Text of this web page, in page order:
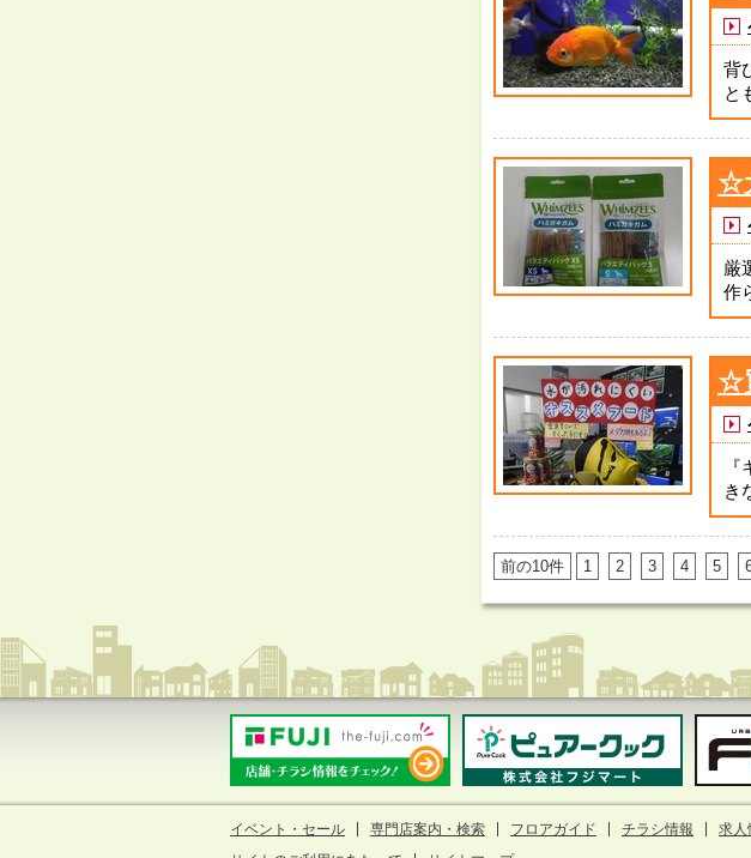
背
と
☆
厳
作
☆
き
前の10件 1 2 3 4 5
イベント・セール 専門店案内・検索 フロアガイド チラシ情報 求人